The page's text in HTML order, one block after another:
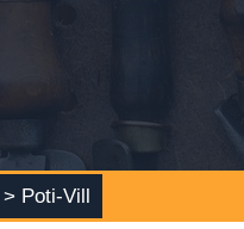
> Poti-Vill